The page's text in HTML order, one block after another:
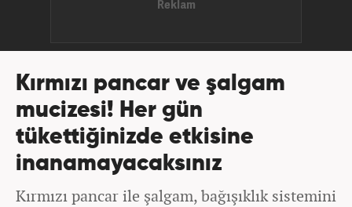
Kırmızı pancar ve şalgam
mucizesi! Her gün
tükettiğinizde etkisine
inanamayacaksınız
Kırmızı pancar ile şalgam, bağışıklık sistemini